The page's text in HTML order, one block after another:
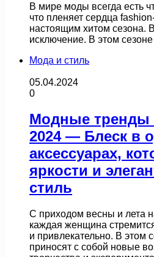
В мире моды всегда есть
что пленяет сердца
настоящим хитом сезона.
исключение. В этом
Мода и стиль
05.04.2024
0
Модные тренды
2024 — Блеск в
аксессуарах,
яркости и
стиль
С приходом весны и лета
каждая женщина
и привлекательно. В этом
приносят с собой новые